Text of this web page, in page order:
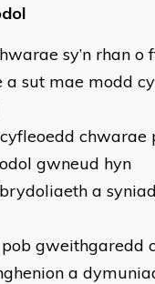
sy’n rhan
sut mae modd
chwarae
gwneud hyn
a
gweithgaredd
a